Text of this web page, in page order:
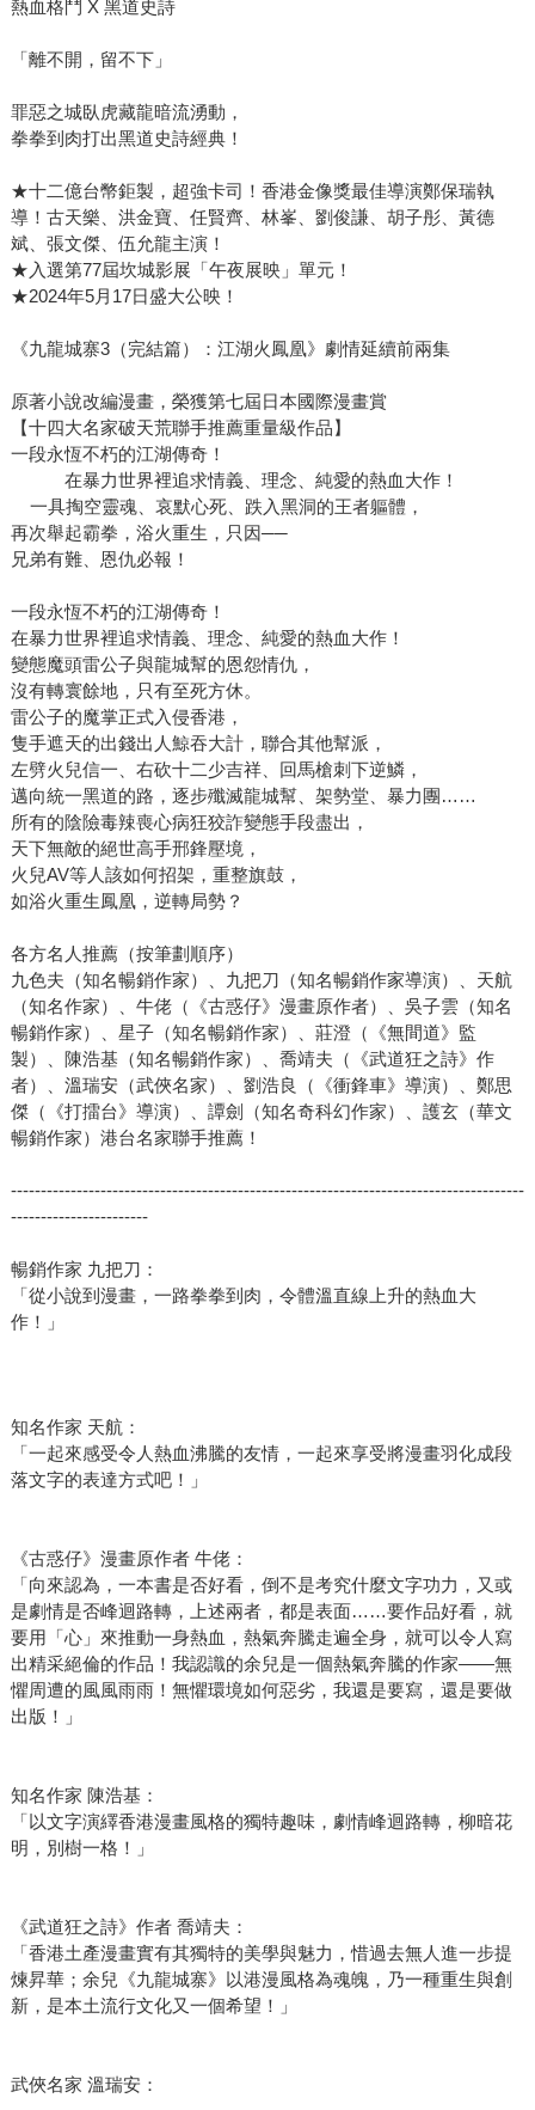
熱血格鬥 X 黑道史詩
「離不開，留不下」
罪惡之城臥虎藏龍暗流湧動，
拳拳到肉打出黑道史詩經典！
★十二億台幣鉅製，超強卡司！香港金像獎最佳導演鄭保瑞執
導！古天樂、洪金寶、任賢齊、林峯​、劉俊謙、胡子彤、黃德
斌、張文傑、伍允龍主演！
★入選第77屆坎城影展「午夜展映」單元！
★2024年5月17日盛大公映！
《九龍城寨3（完結篇）：江湖火鳳凰》劇情延續前兩集
原著小說改編漫畫，榮獲第七屆日本國際漫畫賞
【十四大名家破天荒聯手推薦重量級作品】
一段永恆不朽的江湖傳奇！
在暴力世界裡追求情義、理念、純愛的熱血大作！
一具掏空靈魂、哀默心死、跌入黑洞的王者軀體，
再次舉起霸拳，浴火重生，只因──
兄弟有難、恩仇必報！
一段永恆不朽的江湖傳奇！
在暴力世界裡追求情義、理念、純愛的熱血大作！
變態魔頭雷公子與龍城幫的恩怨情仇，
沒有轉寰餘地，只有至死方休。
雷公子的魔掌正式入侵香港，
隻手遮天的出錢出人鯨吞大計，聯合其他幫派，
左劈火兒信一、右砍十二少吉祥、回馬槍刺下逆鱗，
邁向統一黑道的路，逐步殲滅龍城幫、架勢堂、暴力團……
所有的陰險毒辣喪心病狂狡詐變態手段盡出，
天下無敵的絕世高手邢鋒壓境，
火兒AV等人該如何招架，重整旗鼓，
如浴火重生鳳凰，逆轉局勢？
各方名人推薦（按筆劃順序）
九色夫（知名暢銷作家）、九把刀（知名暢銷作家導演）、天航
（知名作家）、牛佬（《古惑仔》漫畫原作者）、吳子雲（知名
暢銷作家）、星子（知名暢銷作家）、莊澄（《無間道》監
製）、陳浩基（知名暢銷作家）、喬靖夫（《武道狂之詩》作
者）、溫瑞安（武俠名家）、劉浩良（《衝鋒車》導演）、鄭思
傑（《打擂台》導演）、譚劍（知名奇科幻作家）、護玄（華文
暢銷作家）港台名家聯手推薦！
--------------------------------------------------------------------------------------
-----------------------
暢銷作家 九把刀：
「從小說到漫畫，一路拳拳到肉，令體溫直線上升的熱血大
作！」
知名作家 天航：
「一起來感受令人熱血沸騰的友情，一起來享受將漫畫羽化成段
落文字的表達方式吧！」
《古惑仔》漫畫原作者 牛佬：
「向來認為，一本書是否好看，倒不是考究什麼文字功力，又或
是劇情是否峰迴路轉，上述兩者，都是表面……要作品好看，就
要用「心」來推動一身熱血，熱氣奔騰走遍全身，就可以令人寫
出精采絕倫的作品！我認識的余兒是一個熱氣奔騰的作家——無
懼周遭的風風雨雨！無懼環境如何惡劣，我還是要寫，還是要做
出版！」
知名作家 陳浩基：
「以文字演繹香港漫畫風格的獨特趣味，劇情峰迴路轉，柳暗花
明，別樹一格！」
《武道狂之詩》作者 喬靖夫：
「香港土產漫畫實有其獨特的美學與魅力，惜過去無人進一步提
煉昇華；余兒《九龍城寨》以港漫風格為魂魄，乃一種重生與創
新，是本土流行文化又一個希望！」
武俠名家 溫瑞安：